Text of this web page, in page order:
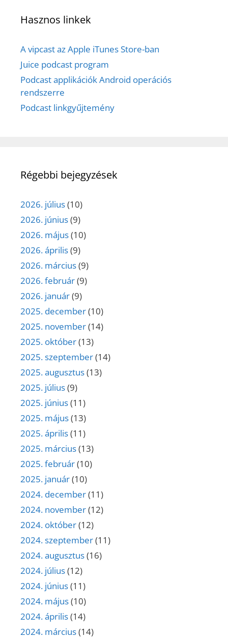
Hasznos linkek
A vipcast az Apple iTunes Store-ban
Juice podcast program
Podcast applikációk Android operációs
rendszerre
Podcast linkgyűjtemény
Régebbi bejegyzések
2026. július(10)
2026. június(9)
2026. május(10)
2026. április(9)
2026. március(9)
2026. február(9)
2026. január(9)
2025. december(10)
2025. november(14)
2025. október(13)
2025. szeptember(14)
2025. augusztus(13)
2025. július(9)
2025. június(11)
2025. május(13)
2025. április(11)
2025. március(13)
2025. február(10)
2025. január(10)
2024. december(11)
2024. november(12)
2024. október(12)
2024. szeptember(11)
2024. augusztus(16)
2024. július(12)
2024. június(11)
2024. május(10)
2024. április(14)
2024. március(14)